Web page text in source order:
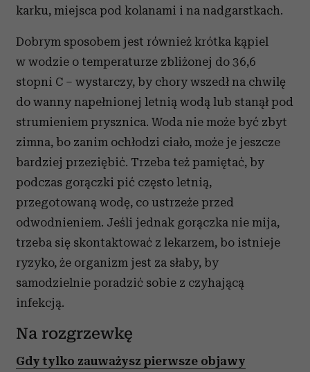
karku, miejsca pod kolanami i na nadgarstkach.
Dobrym sposobem jest również krótka kąpiel
w wodzie o temperaturze zbliżonej do 36,6
stopni C – wystarczy, by chory wszedł na chwilę
do wanny napełnionej letnią wodą lub stanął pod
strumieniem prysznica. Woda nie może być zbyt
zimna, bo zanim ochłodzi ciało, może je jeszcze
bardziej przeziębić. Trzeba też pamiętać, by
podczas gorączki pić często letnią,
przegotowaną wodę, co ustrzeże przed
odwodnieniem. Jeśli jednak gorączka nie mija,
trzeba się skontaktować z lekarzem, bo istnieje
ryzyko, że organizm jest za słaby, by
samodzielnie poradzić sobie z czyhającą
infekcją.
Na rozgrzewkę
Gdy tylko zauważysz pierwsze objawy